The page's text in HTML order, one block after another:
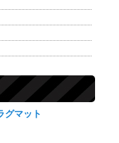
グマット